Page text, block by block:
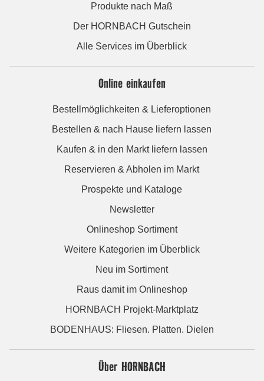
Produkte nach Maß
Der HORNBACH Gutschein
Alle Services im Überblick
Online einkaufen
Bestellmöglichkeiten & Lieferoptionen
Bestellen & nach Hause liefern lassen
Kaufen & in den Markt liefern lassen
Reservieren & Abholen im Markt
Prospekte und Kataloge
Newsletter
Onlineshop Sortiment
Weitere Kategorien im Überblick
Neu im Sortiment
Raus damit im Onlineshop
HORNBACH Projekt-Marktplatz
BODENHAUS: Fliesen. Platten. Dielen
Über HORNBACH